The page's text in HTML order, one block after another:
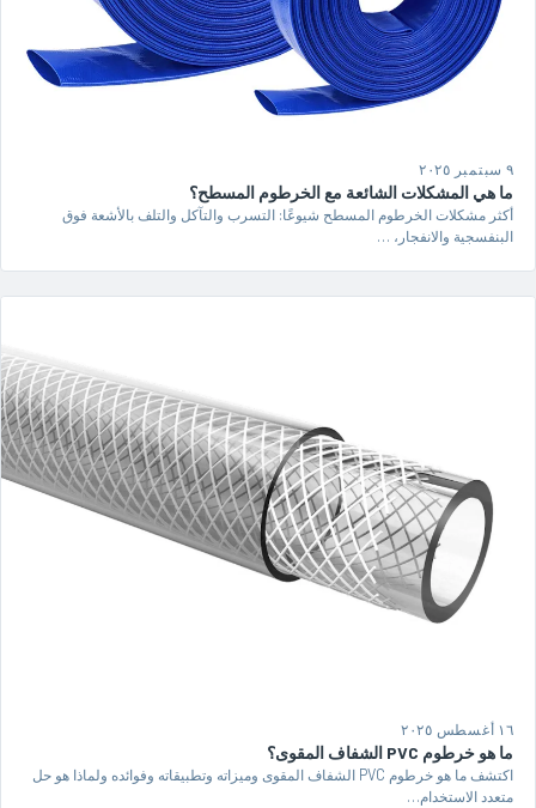
٩ سبتمبر ٢٠٢٥
ما هي المشكلات الشائعة مع الخرطوم المسطح؟
أكثر مشكلات الخرطوم المسطح شيوعًا: التسرب والتآكل والتلف بالأشعة فوق
البنفسجية والانفجار، …
١٦ أغسطس ٢٠٢٥
ما هو خرطوم PVC الشفاف المقوى؟
اكتشف ما هو خرطوم PVC الشفاف المقوى وميزاته وتطبيقاته وفوائده ولماذا هو حل
متعدد الاستخدام…